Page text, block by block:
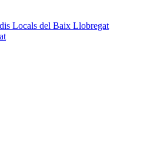
Locals del Baix Llobregat